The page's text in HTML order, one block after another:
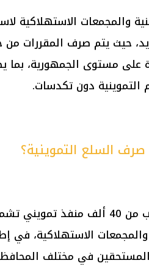
والمجمعات الاستهلاكية
حيث يتم صرف المقررات
على مستوى الجمهورية،
دون تكدسات.
السلع التموينية؟
تعتمد منظومة الصرف على ما يقرب من 40 ألف
الاستهلاكية، في
في مختلف